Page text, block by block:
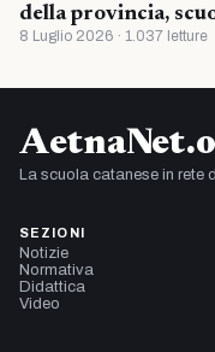
della provincia,
8 Luglio 2026 · 1.037 letture
La scuola catanese in rete
SEZIONI
Notizie
Normativa
Didattica
Video